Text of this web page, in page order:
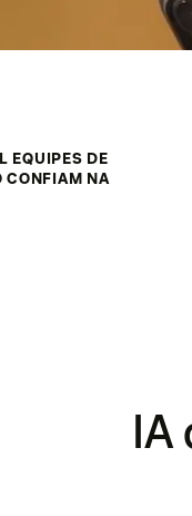
EQUIPES DE
CONFIAM NA
IA